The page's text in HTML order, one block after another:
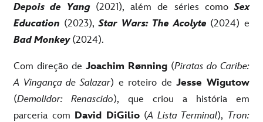
Depois de Yang (2021), além de séries comoSex
Education (2023),Star Wars: The Acolyte (2024) e
Bad Monkey (2024).
Com direção de Joachim Rønning (Piratas do Caribe:
A Vingança de Salazar) e roteiro deJesse Wigutow
(Demolidor: Renascido), que criou a história em
parceria com David DiGilio (A Lista Terminal), Tron: